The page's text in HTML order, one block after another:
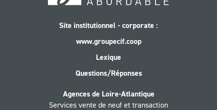
Site institutionnel - corporate :
www.groupecif.coop
Lexique
Questions/Réponses
Agences de Loire-Atlantique
Services vente de neuf et transaction